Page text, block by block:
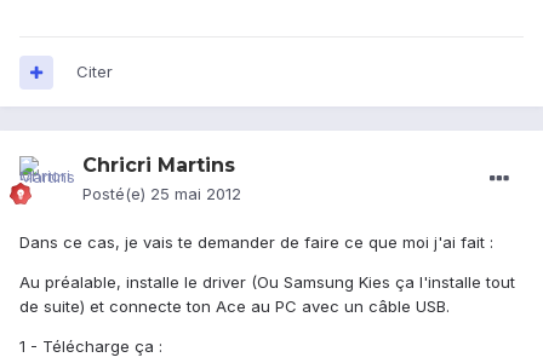
Citer
Chricri Martins
Posté(e) 25 mai 2012
Dans ce cas, je vais te demander de faire ce que moi j'ai fait :
Au préalable, installe le driver (Ou Samsung Kies ça l'installe tout
de suite) et connecte ton Ace au PC avec un câble USB.
1 - Télécharge ça :